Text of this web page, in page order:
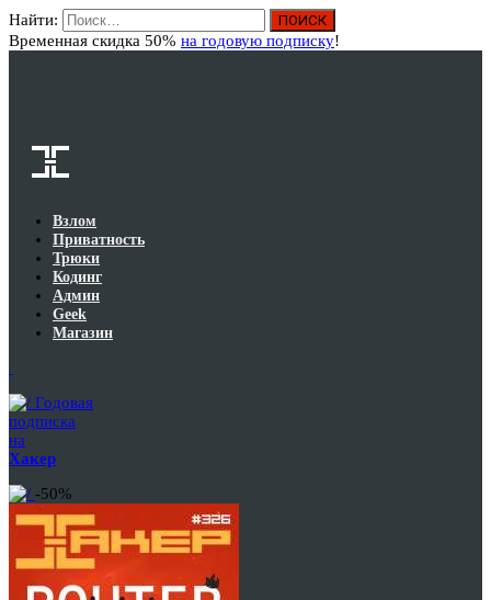
Найти:
Временная скидка 50% на годовую подписку!
Взлом
Приватность
Трюки
Кодинг
Админ
Geek
Магазин
Годовая
подписка
на
Хакер
-50%